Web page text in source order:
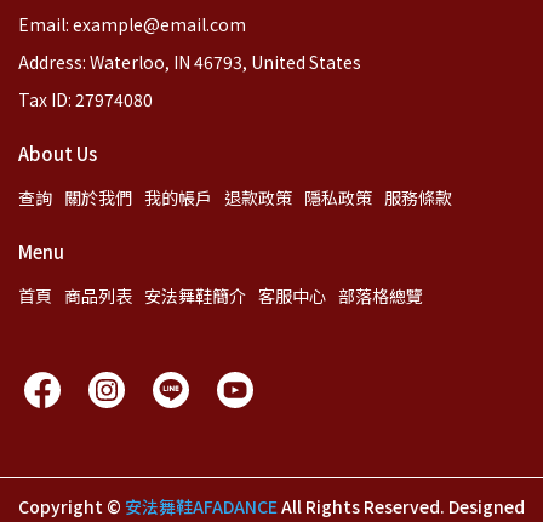
Email: example@email.com
Address: Waterloo, IN 46793, United States
Tax ID: 27974080
About Us
查詢 關於我們 我的帳戶 退款政策 隱私政策 服務條款
Menu
首頁 商品列表 安法舞鞋簡介 客服中心 部落格總覽
Copyright © 安法舞鞋AFADANCEAll Rights Reserved. Designed